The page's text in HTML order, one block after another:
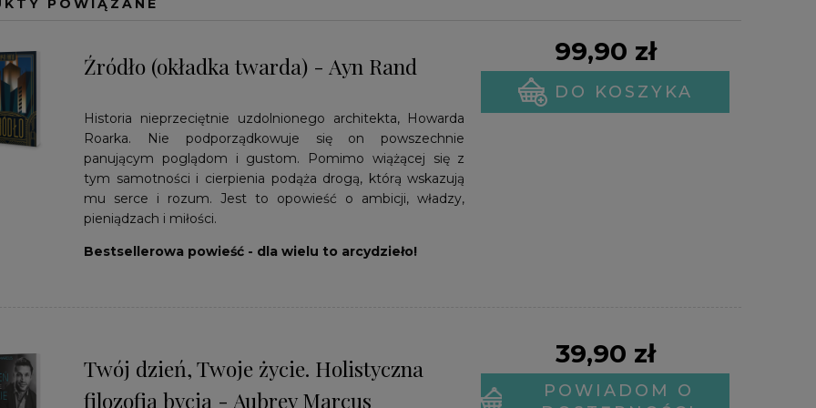
POWIĄZANE
Źródło (okładka twarda) - Ayn Rand
Historia nieprzeciętnie uzdolnionego architekta, Howarda
Roarka. Nie podporządkowuje się on powszechnie
panującym poglądom i gustom. Pomimo wiążącej się z
tym samotności i cierpienia podąża drogą, którą wskazują
mu serce i rozum. Jest to opowieść o ambicji, władzy,
pieniądzach i miłości.
Bestsellerowa powieść - dla wielu to arcydzieło!
99,90 zł
DO KOSZYKA
Twój dzień, Twoje życie. Holistyczna
filozofia bycia - Aubrey Marcus
39,90 zł
POWIADOM O